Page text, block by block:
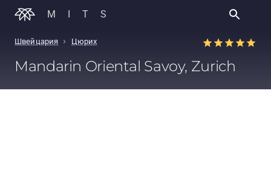
MITS
Швейцария › Цюрих
Mandarin Oriental Savoy, Zurich